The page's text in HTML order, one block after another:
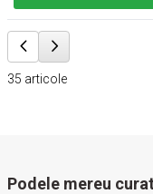
35 articole
Podele mereu